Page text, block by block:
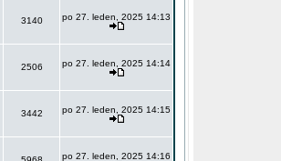
3140 po 27. leden, 2025 14:13
2506 po 27. leden, 2025 14:14
3442 po 27. leden, 2025 14:15
po 27. leden, 2025 14:16